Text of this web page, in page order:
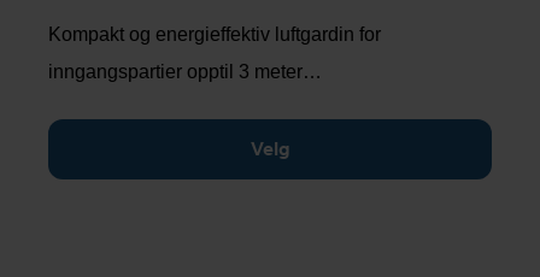
Kompakt og energieffektiv luftgardin for
inngangspartier opptil 3 meter…
Velg